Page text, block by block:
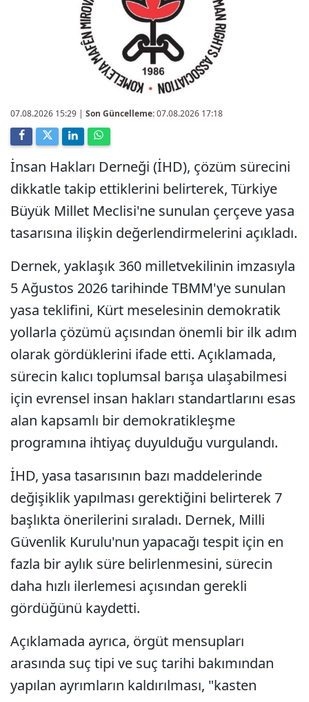
07.08.2026 15:29 | Son Güncelleme:07.08.2026 17:18
İnsan Hakları Derneği (İHD), çözüm sürecini
dikkatle takip ettiklerini belirterek, Türkiye
Büyük Millet Meclisi'ne sunulan çerçeve yasa
tasarısına ilişkin değerlendirmelerini açıkladı.
Dernek, yaklaşık 360 milletvekilinin imzasıyla
5 Ağustos 2026 tarihinde TBMM'ye sunulan
yasa teklifini, Kürt meselesinin demokratik
yollarla çözümü açısından önemli bir ilk adım
olarak gördüklerini ifade etti. Açıklamada,
sürecin kalıcı toplumsal barışa ulaşabilmesi
için evrensel insan hakları standartlarını esas
alan kapsamlı bir demokratikleşme
programına ihtiyaç duyulduğu vurgulandı.
İHD, yasa tasarısının bazı maddelerinde
değişiklik yapılması gerektiğini belirterek 7
başlıkta önerilerini sıraladı. Dernek, Milli
Güvenlik Kurulu'nun yapacağı tespit için en
fazla bir aylık süre belirlenmesini, sürecin
daha hızlı ilerlemesi açısından gerekli
gördüğünü kaydetti.
Açıklamada ayrıca, örgüt mensupları
arasında suç tipi ve suç tarihi bakımından
yapılan ayrımların kaldırılması, "kasten